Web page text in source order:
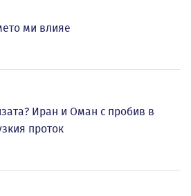
ми влияе
Иран и Оман с пробив в
проток